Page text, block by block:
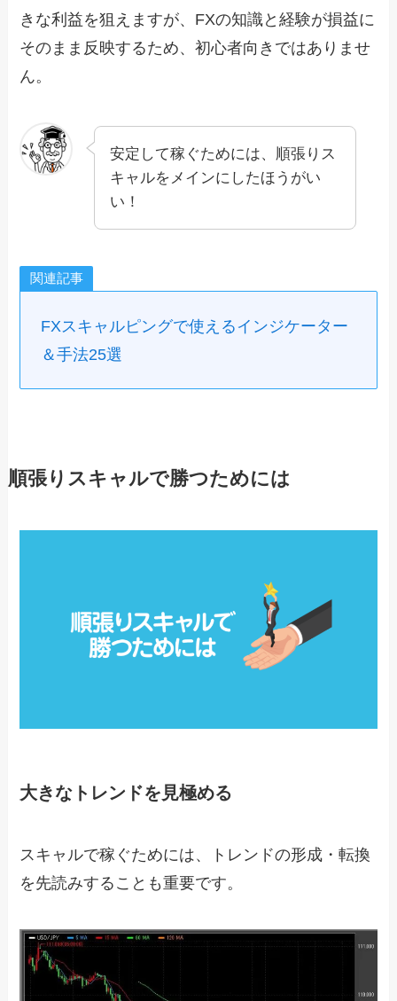
きな利益を狙えますが、FXの知識と経験が損益に
そのまま反映するため、初心者向きではありませ
ん。
安定して稼ぐためには、順張りス
キャルをメインにしたほうがい
い！
関連記事
FXスキャルピングで使えるインジケーター
＆手法25選
順張りスキャルで勝つためには
大きなトレンドを見極める
スキャルで稼ぐためには、トレンドの形成・転換
を先読みすることも重要です。